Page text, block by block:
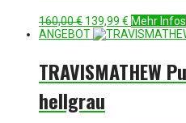
160,00€ Ursprünglicher
Preis
139,99 € Aktueller
Preis
Mehr Infos
ANGEBOT
TRAVISMATHEW
hellgrau